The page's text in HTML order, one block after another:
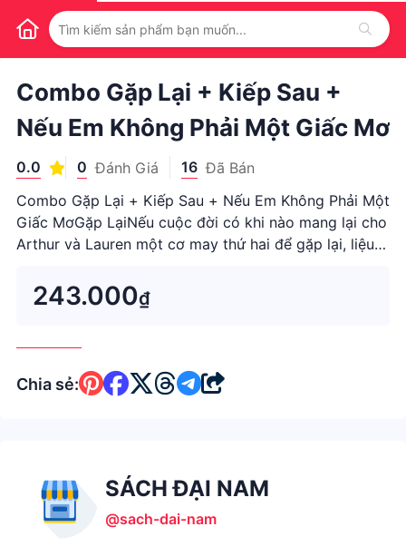
1
Combo Gặp Lại + Kiếp Sau +
Nếu Em Không Phải Một Giấc Mơ
0.0 0 Đánh Giá 16 Đã Bán
Combo Gặp Lại + Kiếp Sau + Nếu Em Không Phải Một
Giấc MơGặp LạiNếu cuộc đời có khi nào mang lại cho
Arthur và Lauren một cơ may thứ hai để gặp lại, liệu
243.000₫
Chia sẻ:
SÁCH ĐẠI NAM
@sach-dai-nam